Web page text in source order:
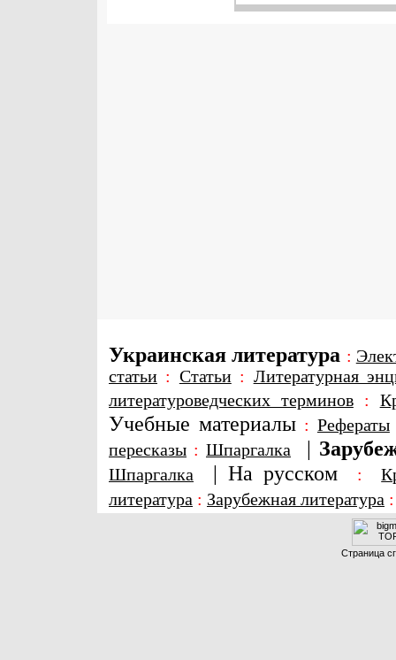
Украинская литература :
статьи : Статьи: Литературная
литературоведческих терминов:
Учебные материалы : Рефераты
пересказы : Шпаргалка |
Шпаргалка | На русском :
литература : Зарубежная литература
Страница